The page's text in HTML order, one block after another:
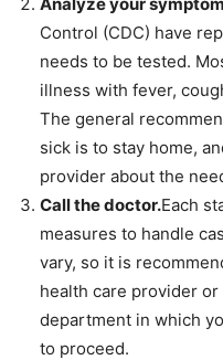
Control (CDC) have
needs to be tested.
illness with fever,
The general
sick is to stay home,
provider about the
Call the doctor.Each
measures to handle
vary, so it is
health care provider
department in which
to proceed.